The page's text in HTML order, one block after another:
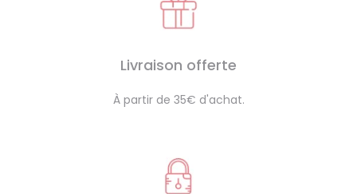
Livraison offerte
À partir de 35€ d'achat.